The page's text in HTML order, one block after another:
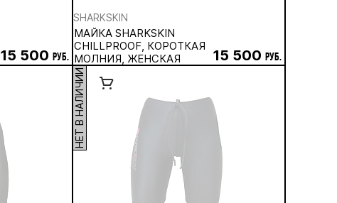
15 500 руб.
SHARKSKIN
МАЙКА SHARKSKIN
CHILLPROOF, КОРОТКАЯ
МОЛНИЯ, ЖЕНСКАЯ
15 500 руб.
НЕТ В НАЛИЧИИ